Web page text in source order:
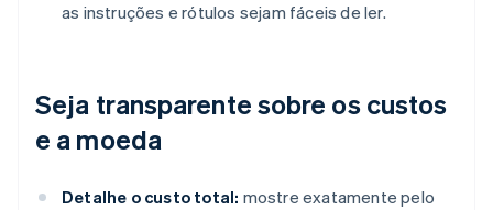
as instruções e rótulos sejam fáceis de ler.
Seja transparente sobre os custos
e a moeda
Detalhe o custo total: mostre exatamente pelo